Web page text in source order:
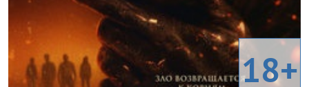
18+